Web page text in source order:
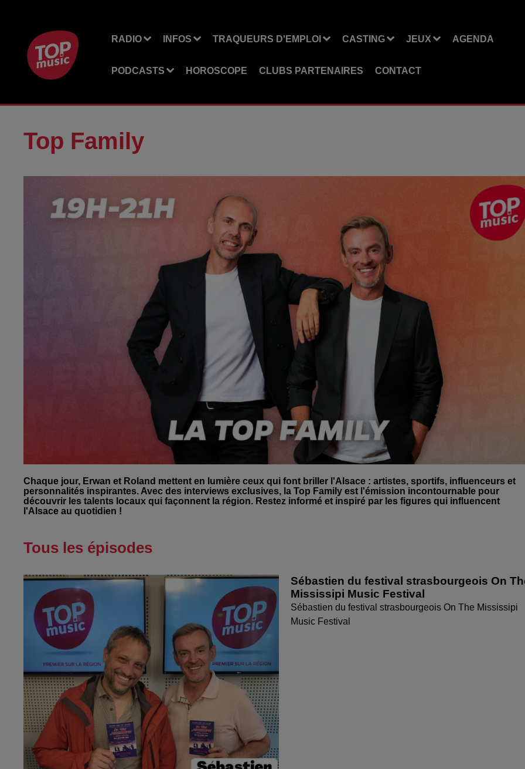
RADIO INFOS TRAQUEURS D'EMPLOI CASTING JEUX AGENDA
PODCASTS HOROSCOPE CLUBS PARTENAIRES CONTACT
Top Family
Chaque jour, Erwan et Roland mettent en lumière ceux qui font briller l'Alsace : artistes, sportifs, influenceurs et
personnalités inspirantes. Avec des interviews exclusives, la Top Family est l'émission incontournable pour
découvrir les talents locaux qui façonnent la région. Restez informé et inspiré par les figures qui influencent
l'Alsace au quotidien !
Tous les épisodes
Sébastien du festival strasbourgeois On
Mississipi Music Festival
Sébastien du festival strasbourgeois On The Mississipi
Music Festival